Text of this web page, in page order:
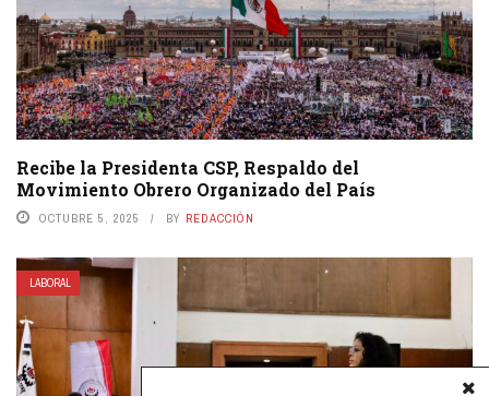
Recibe la Presidenta CSP, Respaldo del
Movimiento Obrero Organizado del País
OCTUBRE 5, 2025 BY REDACCIÓN
LABORAL